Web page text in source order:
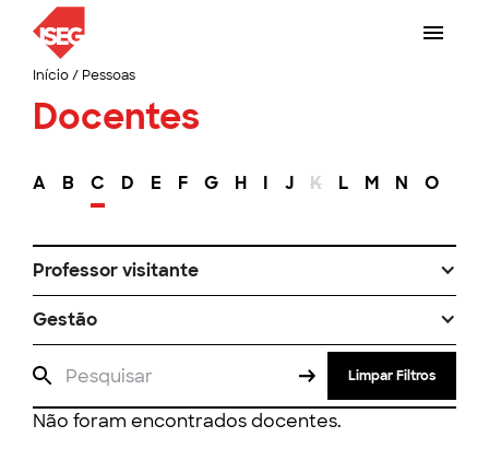
Início/ Pessoas
Docentes
A B C D E F G H I J K L M N O
Professor visitante
Gestão
Limpar Filtros
Não foram encontrados docentes.